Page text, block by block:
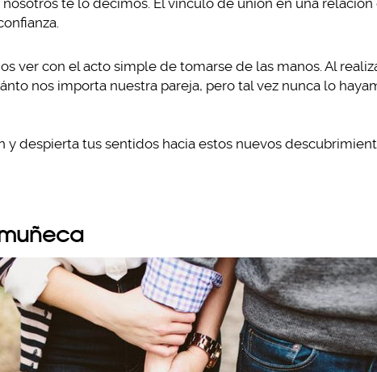
nosotros te lo decimos. El vínculo de unión en una relación
ver con el acto simple de tomarse de las manos. Al
nos importa nuestra pareja, pero tal vez nunca lo
y despierta tus sentidos hacia estos nuevos